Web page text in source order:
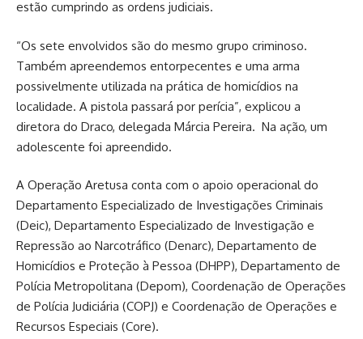
estão cumprindo as ordens judiciais.
“Os sete envolvidos são do mesmo grupo criminoso.
Também apreendemos entorpecentes e uma arma
possivelmente utilizada na prática de homicídios na
localidade. A pistola passará por perícia”, explicou a
diretora do Draco, delegada Márcia Pereira. Na ação, um
adolescente foi apreendido.
A Operação Aretusa conta com o apoio operacional do
Departamento Especializado de Investigações Criminais
(Deic), Departamento Especializado de Investigação e
Repressão ao Narcotráfico (Denarc), Departamento de
Homicídios e Proteção à Pessoa (DHPP), Departamento de
Polícia Metropolitana (Depom), Coordenação de Operações
de Polícia Judiciária (COPJ) e Coordenação de Operações e
Recursos Especiais (Core).